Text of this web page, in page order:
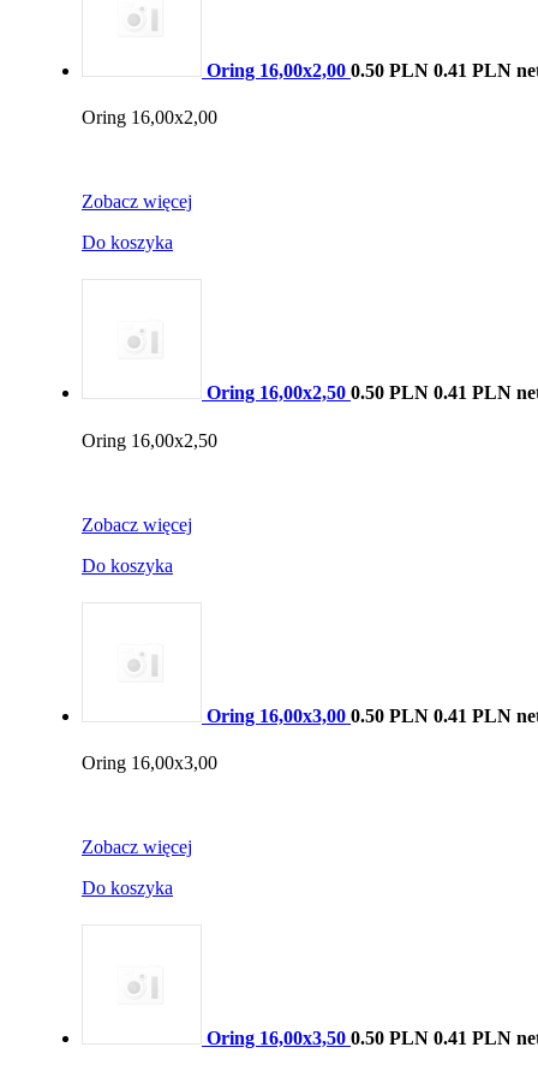
Oring 16,00x2,00 0.50 PLN 0.41 PLN
Oring 16,00x2,00
Zobacz więcej
Do koszyka
Oring 16,00x2,50 0.50 PLN 0.41 PLN
Oring 16,00x2,50
Zobacz więcej
Do koszyka
Oring 16,00x3,00 0.50 PLN 0.41 PLN
Oring 16,00x3,00
Zobacz więcej
Do koszyka
Oring 16,00x3,50 0.50 PLN 0.41 PLN